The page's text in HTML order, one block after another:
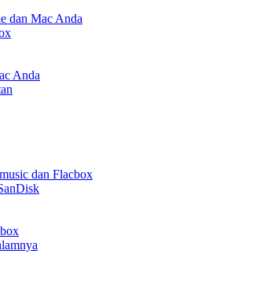
dan Mac Anda
Anda
dan Flacbox